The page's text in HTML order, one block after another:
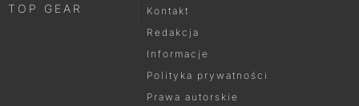
TOP GEAR
Kontakt
Redakcja
Informacje
Polityka prywatności
Prawa autorskie